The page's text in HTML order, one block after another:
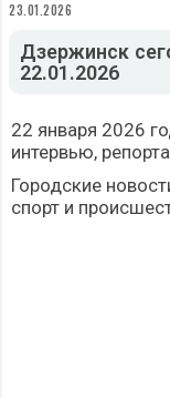
23.01.2026
Дзержинск
22.01.2026
22 января 2026
интервью,
Городские
спорт и